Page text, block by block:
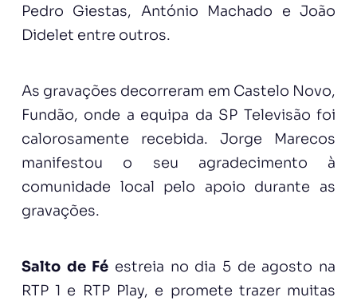
Pedro Giestas, António Machado e João
Didelet entre outros.
As gravações decorreram em Castelo Novo,
Fundão, onde a equipa da SP Televisão foi
calorosamente recebida. Jorge Marecos
manifestou o seu agradecimento à
comunidade local pelo apoio durante as
gravações.
Salto de Fé estreia no dia 5 de agosto na
RTP 1 e RTP Play, e promete trazer muitas